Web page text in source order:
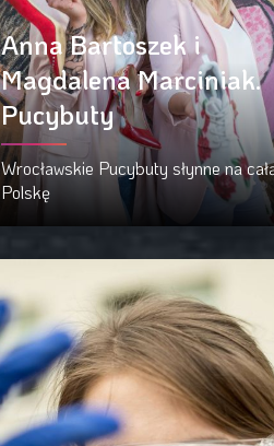
Anna Bartoszek i
Magdalena Marciniak.
Pucybuty
Wrocławskie Pucybuty słynne na
Polskę
Czytaj więcej